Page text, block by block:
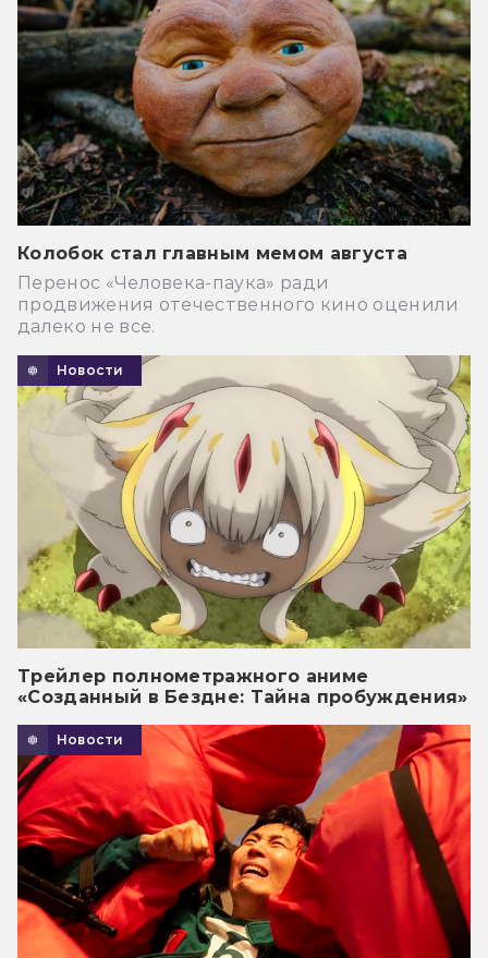
Колобок стал главным мемом августа
Перенос «Человека-паука» ради
продвижения отечественного кино оценили
далеко не все.
Новости
Трейлер полнометражного аниме
«Созданный в Бездне: Тайна пробуждения»
Новости